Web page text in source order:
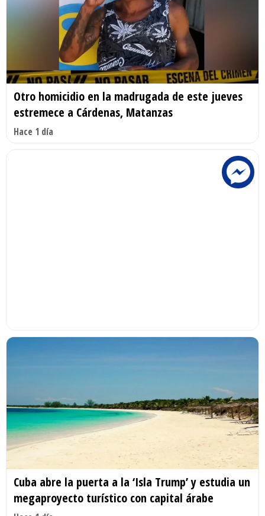
Otro homicidio en la madrugada de este jueves
estremece a Cárdenas, Matanzas
Hace 1 día
Cuba abre la puerta a la ‘Isla Trump’ y estudia un
megaproyecto turístico con capital árabe